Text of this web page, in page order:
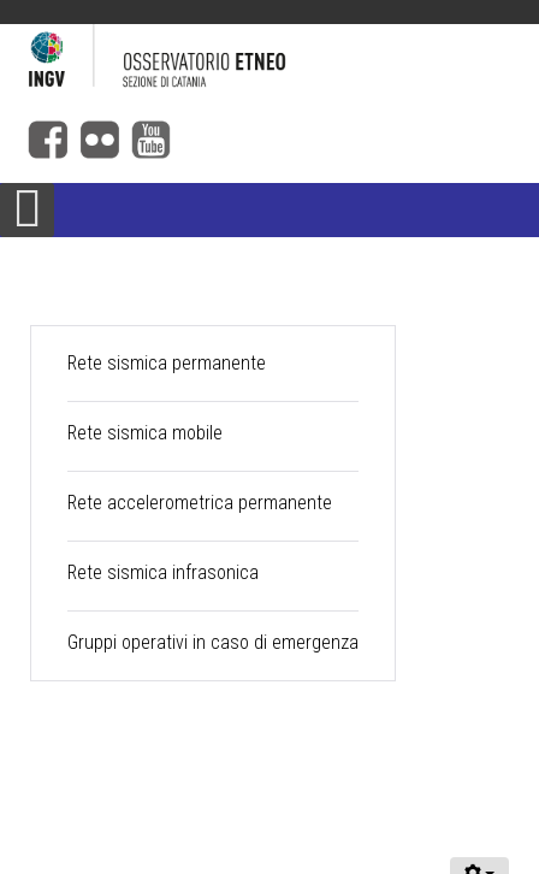
Rete sismica permanente
Rete sismica mobile
Rete accelerometrica permanente
Rete sismica infrasonica
Gruppi operativi in caso di emergenza